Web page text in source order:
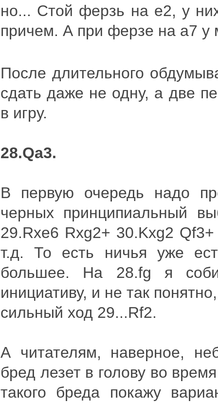
но... Стой ферзь на е2, у
причем. А при ферзе на а7
После длительного
сдать даже не одну, а две
в игру.
28.Qa3.
В первую очередь надо
черных принципиальный
29.Rxe6 Rxg2+ 30.Kxg2
т.д. То есть ничья уже
большее. На 28.fg я
инициативу, и не так
сильный ход 29...Rf2.
А читателям, наверное,
бред лезет в голову во
такого бреда покажу